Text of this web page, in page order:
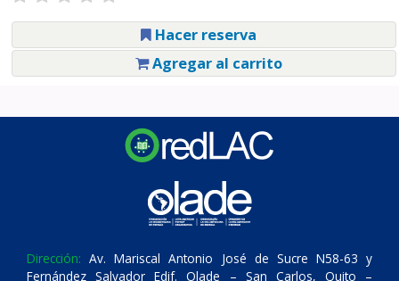
Hacer reserva
Agregar al carrito
Dirección: Av. Mariscal Antonio José de Sucre N58-63 y
Fernández Salvador Edif. Olade – San Carlos, Quito –